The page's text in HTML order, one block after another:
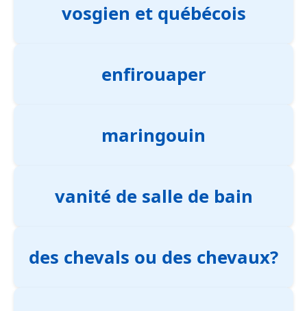
vosgien et québécois
enfirouaper
maringouin
vanité de salle de bain
des chevals ou des chevaux?